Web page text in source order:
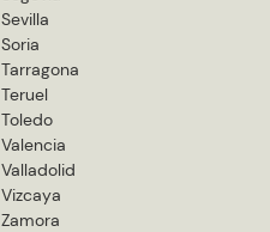
Sevilla
Soria
Tarragona
Teruel
Toledo
Valencia
Valladolid
Vizcaya
Zamora